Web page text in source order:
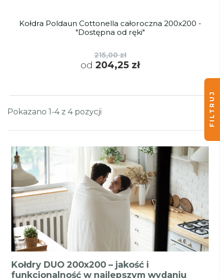
Kołdra Poldaun Cottonella całoroczna 200x200 -
"Dostępna od ręki"
215,00 zł
od 204,25 zł
Pokazano 1-4 z 4 pozycji
Kołdry DUO 200x200 – jakość i
funkcjonalność w najlepszym wydaniu
FILTRUJ